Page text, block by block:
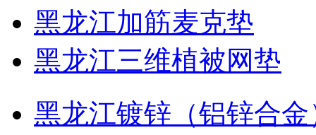
黑龙江加筋麦克垫
黑龙江三维植被网垫
黑龙江镀锌（铝锌合